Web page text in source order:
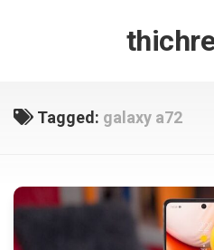
Tagged: galaxy a72